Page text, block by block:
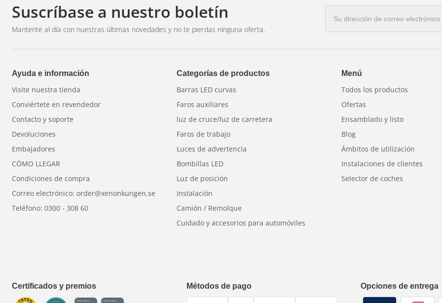
Diseño y aplicación
una opción segura tanto para uso comercial como privado.
El producto viene con una garantía de 5 años para mayor tranquilidad.
Suscríbase a nuestro boletín
Mantente al día con nuestras últimas novedades y no te pierdas ninguna oferta.
electrónico
Ayuda e información
Visite nuestra tienda
Conviértete en revendedor
Contacto y soporte
Devoluciones
Embajadores
CÓMO LLEGAR
Condiciones de compra
Correo electrónico: order@xenonkungen.se
Teléfono: 0300 - 308 60
Categorías de productos
Barras LED curvas
Faros auxiliares
luz de cruce/luz de carretera
Faros de trabajo
Luces de advertencia
Bombillas LED
Luz de posición
Instalación
Camión / Remolque
Cuidado y accesorios para automóviles
Menú
Todos los productos
Ofertas
Ensamblado y listo
Blog
Ámbitos de utilización
Instalaciones de clientes
Selector de coches
Certificados y premios Métodos de pago Opciones de entrega